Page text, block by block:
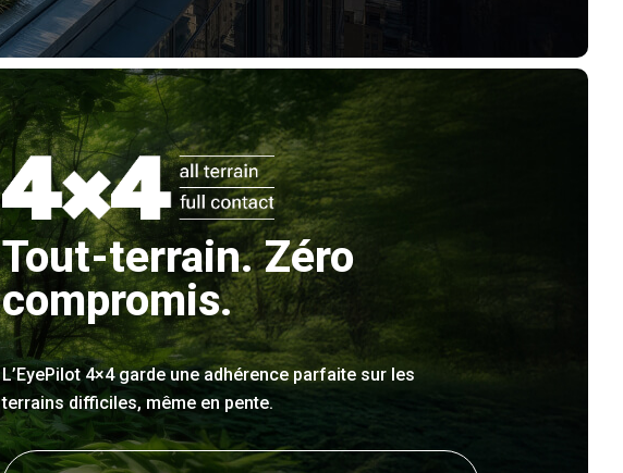
Tout-terrain. Zéro
compromis.
L’EyePilot 4×4 garde une adhérence parfaite sur les
terrains difficiles, même en pente.